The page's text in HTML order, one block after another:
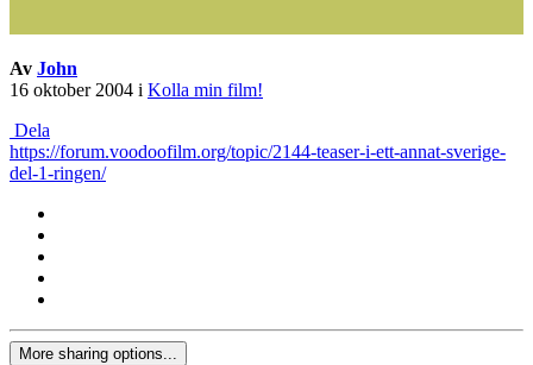
Av John
16 oktober 2004 i Kolla min film!
Dela
https://forum.voodoofilm.org/topic/2144-teaser-i-ett-annat-sverige-
del-1-ringen/
More sharing options...